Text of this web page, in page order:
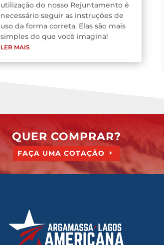
utilização do nosso Rejuntamento é
necessário seguir as instruções de
uso da forma correta. Elas são mais
simples do que você imagina!
LER MAIS
QUER COMPRAR?
FAÇA UMA COTAÇÃO